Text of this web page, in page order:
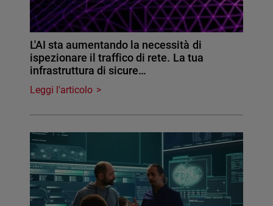
L'AI sta aumentando la necessità di
ispezionare il traffico di rete. La tua
infrastruttura di sicure…
Leggi l'articolo